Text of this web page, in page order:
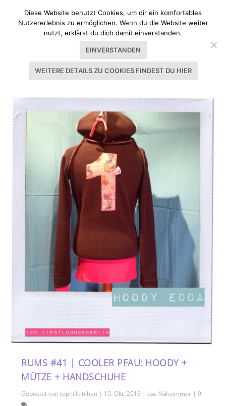
SCHLAGWORT:PULLOVER
RUMS #41 | COOLER PFAU: HOODY +
MÜTZE + HANDSCHUHE
Gepostet vontophillkitchen | 10. Okt. 2013 |das Nähzimmer |9
Diese Website benutzt Cookies, um dir ein komfortables
Nutzererlebnis zu ermöglichen. Wenn du die Website weiter
nutzt, erklärst du dich damit einverstanden.
EINVERSTANDEN
WEITERE DETAILS ZU COOKIES FINDEST DU HIER